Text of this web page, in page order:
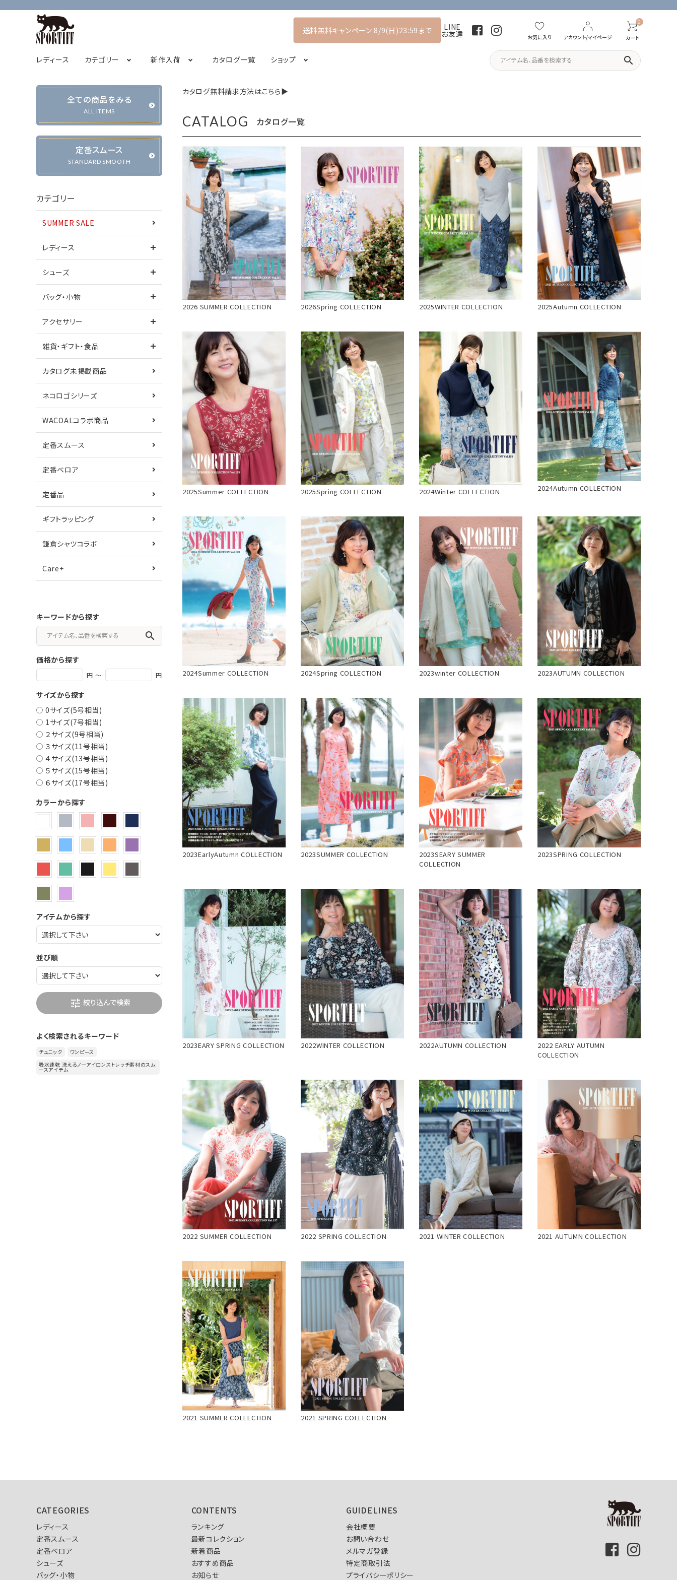
送料無料キャンペーン 8/9(日)23:59まで LINE
お友達 お気に入り アカウント/マイページ
0
カート
レディース カテゴリー
フレンチスリーブ チュニック
キャミソール
カーディガン・ベスト ジャケット・ブルゾン コート
パンツ スカート
ワンピース
シューズ サンダル
カタログ未掲載商品
ネコロゴシリーズ 定番スムース 定番品
ギフトラッピング
鎌倉シャツコラボ
WACOALコラボ商品
新作入荷
2026サマーコレクション
カタログ一覧 ショップ
SPORTIFF茅ヶ崎店 STAFF BLOG
search
全ての商品をみる
ALL ITEMS
定番スムース
STANDARD SMOOTH
カテゴリー
SUMMER SALE
レディース
シューズ
バッグ・小物
アクセサリー
雑貨・ギフト・食品
カタログ未掲載商品
ネコロゴシリーズ
WACOALコラボ商品
定番スムース
定番ベロア
定番品
ギフトラッピング
鎌倉シャツコラボ
Care+
キーワードから探す
search
価格から探す
円 ～ 円
サイズから探す
0サイズ(5号相当)
1サイズ(7号相当)
２サイズ(9号相当)
３サイズ(11号相当)
４サイズ(13号相当)
５サイズ(15号相当)
６サイズ(17号相当)
カラーから探す
アイテムから探す
並び順
tune 絞り込んで検索
よく検索されるキーワード
チュニック
ワンピース
吸水速乾 洗えるノーアイロンストレッチ素材のスム
ースアイテム
カタログ無料請求方法はこちら▶
CATALOG カタログ一覧
2026 SUMMER COLLECTION 2026Spring COLLECTION 2025WINTER COLLECTION 2025Autumn COLLECTION
2025Summer COLLECTION 2025Spring COLLECTION 2024Winter COLLECTION 2024Autumn COLLECTION
2024Summer COLLECTION 2024Spring COLLECTION 2023winter COLLECTION 2023AUTUMN COLLECTION
2023EarlyAutumn COLLECTION 2023SUMMER COLLECTION
2023SEARY SUMMER
COLLECTION
2023SPRING COLLECTION
2023EARY SPRING COLLECTION 2022WINTER COLLECTION 2022AUTUMN COLLECTION
2022 EARLY AUTUMN
COLLECTION
2022 SUMMER COLLECTION 2022 SPRING COLLECTION 2021 WINTER COLLECTION 2021 AUTUMN COLLECTION
2021 SUMMER COLLECTION 2021 SPRING COLLECTION
CATEGORIES
レディース
定番スムース
定番ベロア
シューズ
バッグ・小物
CONTENTS
ランキング
最新コレクション
新着商品
おすすめ商品
お知らせ
GUIDELINES
会社概要
お問い合わせ
メルマガ登録
特定商取引法
プライバシーポリシー